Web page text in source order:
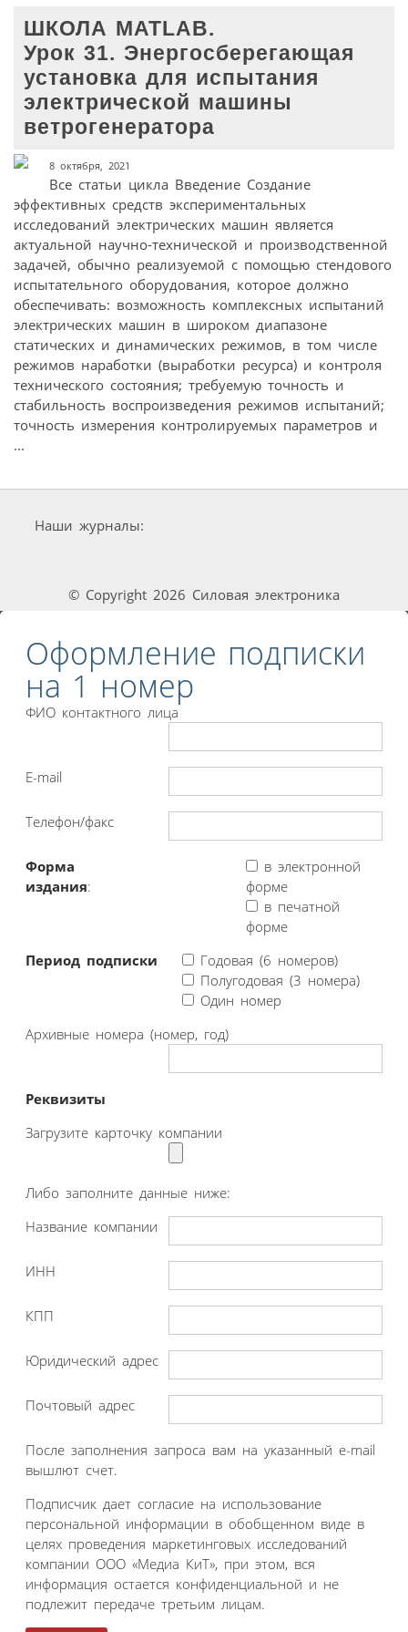
ШКОЛА MATLAB.
Урок 31. Энергосберегающая
установка для испытания
электрической машины
ветрогенератора
8 октября, 2021
Все статьи цикла Введение Создание
эффективных средств экспериментальных
исследований электрических машин является
актуальной научно-технической и производственной
задачей, обычно реализуемой с помощью стендового
испытательного оборудования, которое должно
обеспечивать: возможность комплексных испытаний
электрических машин в широком диапазоне
статических и динамических режимов, в том числе
режимов наработки (выработки ресурса) и контроля
технического состояния; требуемую точность и
стабильность воспроизведения режимов испытаний;
точность измерения контролируемых параметров и
...
Наши журналы:
© Copyright 2026 Силовая электроника
Оформление подписки
на 1 номер
ФИО контактного лица
E-mail
Телефон/факс
Форма
издания:
в электронной
форме
в печатной
форме
Период подписки
Годовая (6 номеров)
Полугодовая (3 номера)
Один номер
Архивные номера (номер, год)
Реквизиты
Загрузите карточку компании
Либо заполните данные ниже:
Название компании
ИНН
КПП
Юридический адрес
Почтовый адрес
После заполнения запроса вам на указанный e-mail
вышлют счет.
Подписчик дает согласие на использование
персональной информации в обобщенном виде в
целях проведения маркетинговых исследований
компании ООО «Медиа КиТ», при этом, вся
информация остается конфиденциальной и не
подлежит передаче третьим лицам.